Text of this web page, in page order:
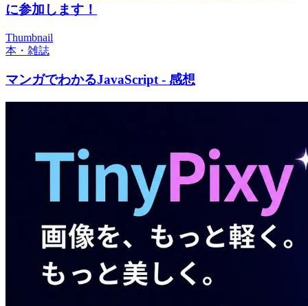
に参加します！
Thumbnail
本・雑誌
マンガでわかるJavaScript - 感想